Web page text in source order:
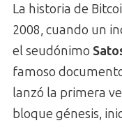
La historia de
2008, cuando un
el seudónimo
famoso
lanzó la primera
bloque génesis,